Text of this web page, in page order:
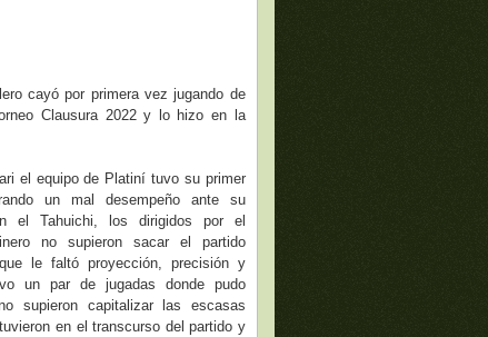
cayó por primera vez jugando de
Clausura 2022 y lo hizo en la
el equipo de Platiní tuvo su primer
un mal desempeño ante su
el Tahuichi, los dirigidos por el
no supieron sacar el partido
le faltó proyección, precisión y
un par de jugadas donde pudo
supieron capitalizar las escasas
en el transcurso del partido y